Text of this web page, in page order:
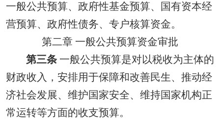
一般公共预算、政府性基金预算、国有资本经
营预算、政府性债务、专户核算资金。
第二章 一般公共预算资金审批
第三条一般公共预算是对以税收为主体的
财政收入，安排用于保障和改善民生、推动经
济社会发展、维护国家安全、维持国家机构正
常运转等方面的收支预算。